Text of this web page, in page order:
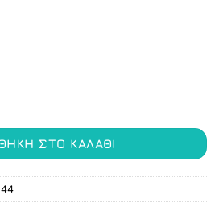
μπλε 5cm X 5m ποσότητα
ΣΤΟ ΚΑΛΆΘΙ